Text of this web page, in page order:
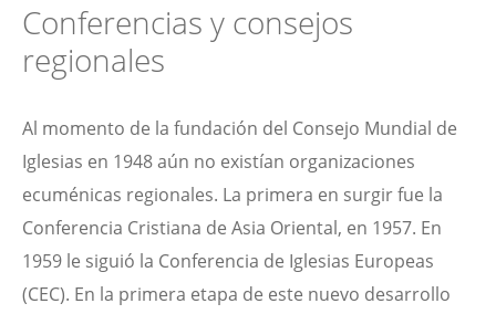
Conferencias y consejos
regionales
Al momento de la fundación del Consejo Mundial de
Iglesias en 1948 aún no existían organizaciones
ecuménicas regionales. La primera en surgir fue la
Conferencia Cristiana de Asia Oriental, en 1957. En
1959 le siguió la Conferencia de Iglesias Europeas
(CEC). En la primera etapa de este nuevo desarrollo